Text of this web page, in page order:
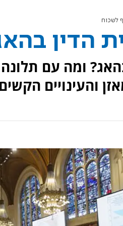
לשכוח
הדין
ומה עם תלונה
והעינויים